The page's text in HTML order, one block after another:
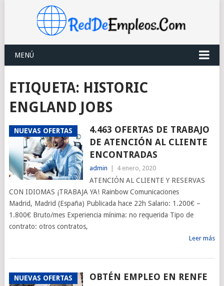
MENÚ
ETIQUETA: HISTORIC
ENGLAND JOBS
NUEVAS OFERTAS
4.463 OFERTAS DE TRABAJO
DE ATENCIÓN AL CLIENTE
ENCONTRADAS
admin 4 enero, 2020
ATENCIÓN AL CLIENTE Y RESERVAS
CON IDIOMAS ¡TRABAJA YA! Rainbow Comunicaciones
Madrid, Madrid (España) Publicada hace 22h Salario: 1.200€ –
1.800€ Bruto/mes Experiencia mínima: no requerida Tipo de
contrato: otros contratos,
Leer más
NUEVAS OFERTAS OBTÉN EMPLEO EN RENFE